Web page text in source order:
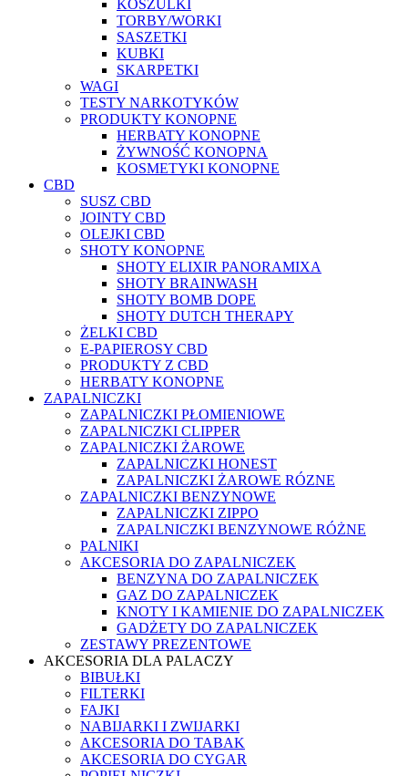
KOSZULKI
TORBY/WORKI
SASZETKI
KUBKI
SKARPETKI
WAGI
TESTY NARKOTYKÓW
PRODUKTY KONOPNE
HERBATY KONOPNE
ŻYWNOŚĆ KONOPNA
KOSMETYKI KONOPNE
CBD
SUSZ CBD
JOINTY CBD
OLEJKI CBD
SHOTY KONOPNE
SHOTY ELIXIR PANORAMIXA
SHOTY BRAINWASH
SHOTY BOMB DOPE
SHOTY DUTCH THERAPY
ŻELKI CBD
E-PAPIEROSY CBD
PRODUKTY Z CBD
HERBATY KONOPNE
ZAPALNICZKI
ZAPALNICZKI PŁOMIENIOWE
ZAPALNICZKI CLIPPER
ZAPALNICZKI ŻAROWE
ZAPALNICZKI HONEST
ZAPALNICZKI ŻAROWE RÓZNE
ZAPALNICZKI BENZYNOWE
ZAPALNICZKI ZIPPO
ZAPALNICZKI BENZYNOWE RÓŻNE
PALNIKI
AKCESORIA DO ZAPALNICZEK
BENZYNA DO ZAPALNICZEK
GAZ DO ZAPALNICZEK
KNOTY I KAMIENIE DO ZAPALNICZEK
GADŻETY DO ZAPALNICZEK
ZESTAWY PREZENTOWE
AKCESORIA DLA PALACZY
BIBUŁKI
FILTERKI
FAJKI
NABIJARKI I ZWIJARKI
AKCESORIA DO TABAK
AKCESORIA DO CYGAR